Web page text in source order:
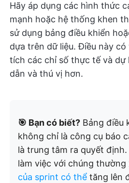
Hãy áp dụng các hình thức
mạnh hoặc hệ thống khen
sử dụng bảng điều khiển
dựa trên dữ liệu. Điều này
tích các chỉ số thực tế và dự
dẫn và thú vị hơn.
🎯 Bạn có biết? Bảng điều
không chỉ là công cụ báo
là trung tâm ra quyết
làm việc với chúng thường
của sprint có thể tăng lên